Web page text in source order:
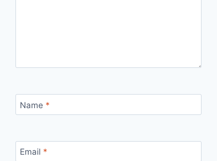
Name *
Email *